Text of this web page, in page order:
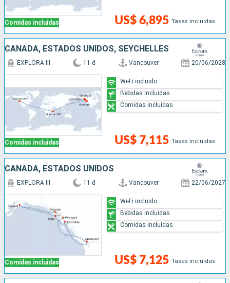
Comidas incluidas US$ 6,895 Tasas incluidas
CANADÁ, ESTADOS UNIDOS, SEYCHELLES
Comidas incluidas
EXPLORA III 11 d Vancouver 20/06/2028
US$ 7,115 Tasas incluidas
Wi-Fi incluido
Bebidas Incluidas
Comidas incluidas
CANADÁ, ESTADOS UNIDOS
Comidas incluidas
EXPLORA III 11 d Vancouver 22/06/2027
US$ 7,125 Tasas incluidas
Wi-Fi incluido
Bebidas Incluidas
Comidas incluidas